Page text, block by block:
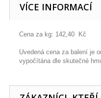
VÍCE INFORMACÍ
Cena za kg: 142,40 Kč
Uvedená cena za balení je
vypočítána dle skutečné